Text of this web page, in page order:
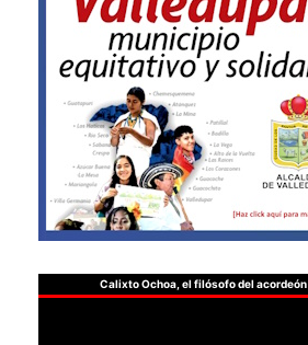
Calixto Ochoa, el filósofo del acordeón